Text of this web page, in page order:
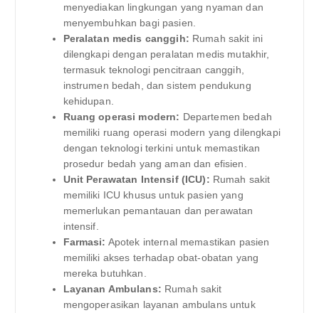
menyediakan lingkungan yang nyaman dan
menyembuhkan bagi pasien.
Peralatan medis canggih: Rumah sakit ini
dilengkapi dengan peralatan medis mutakhir,
termasuk teknologi pencitraan canggih,
instrumen bedah, dan sistem pendukung
kehidupan.
Ruang operasi modern: Departemen bedah
memiliki ruang operasi modern yang dilengkapi
dengan teknologi terkini untuk memastikan
prosedur bedah yang aman dan efisien.
Unit Perawatan Intensif (ICU): Rumah sakit
memiliki ICU khusus untuk pasien yang
memerlukan pemantauan dan perawatan
intensif.
Farmasi: Apotek internal memastikan pasien
memiliki akses terhadap obat-obatan yang
mereka butuhkan.
Layanan Ambulans: Rumah sakit
mengoperasikan layanan ambulans untuk